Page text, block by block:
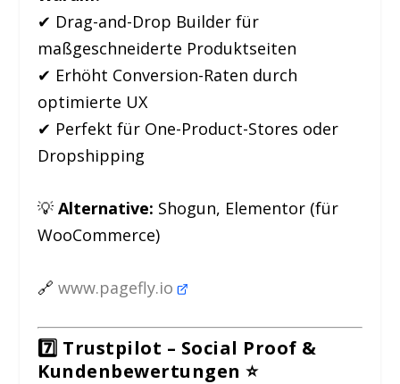
✔ Drag-and-Drop Builder für
maßgeschneiderte Produktseiten
✔ Erhöht Conversion-Raten durch
optimierte UX
✔ Perfekt für One-Product-Stores oder
Dropshipping
💡Alternative: Shogun, Elementor (für
WooCommerce)
🔗www.pagefly.io
7️⃣ Trustpilot – Social Proof &
Kundenbewertungen ⭐